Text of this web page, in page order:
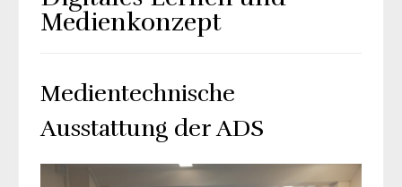
Medienkonzept
Medientechnische
Ausstattung der ADS